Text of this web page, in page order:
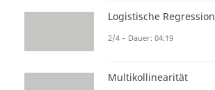
Logistische Regression
2/4 – Dauer: 04:19
Multikollinearität